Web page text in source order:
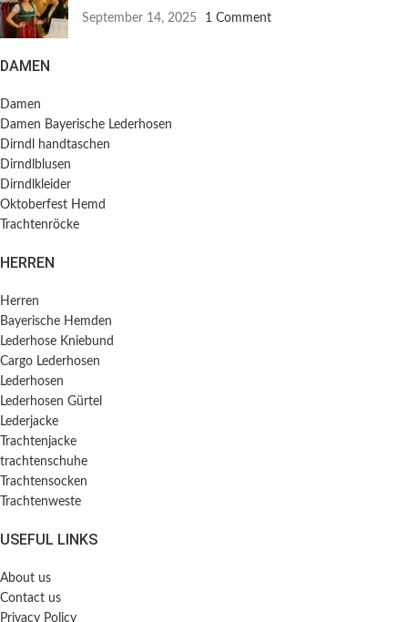
September 14, 2025 1 Comment
DAMEN
Damen
Damen Bayerische Lederhosen
Dirndl handtaschen
Dirndlblusen
Dirndlkleider
Oktoberfest Hemd
Trachtenröcke
HERREN
Herren
Bayerische Hemden​
Lederhose Kniebund
Cargo Lederhosen
Lederhosen
Lederhosen Gürtel
Lederjacke
Trachtenjacke
trachtenschuhe
Trachtensocken
Trachtenweste
USEFUL LINKS
About us
Contact us
Privacy Policy